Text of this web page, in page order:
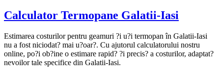
Calculator Termopane Galatii-Iasi
Estimarea costurilor pentru geamuri ?i u?i termopan în Galatii-Iasi
nu a fost niciodat? mai u?oar?. Cu ajutorul calculatorului nostru
online, po?i ob?ine o estimare rapid? ?i precis? a costurilor, adaptat?
nevoilor tale specifice din Galatii-Iasi.